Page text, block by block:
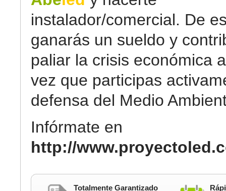
instalador/comercial. De
ganarás un sueldo y
paliar la crisis económica
vez que participas
defensa del Medio
Infórmate en
http://
Totalmente Garantizado